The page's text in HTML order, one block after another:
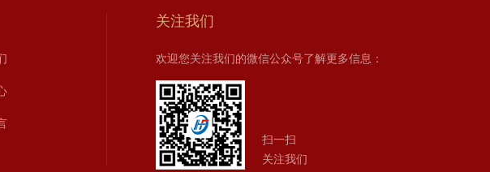
关注我们
欢迎您关注我们的微信公众号了解更多信息：
扫一扫
关注我们